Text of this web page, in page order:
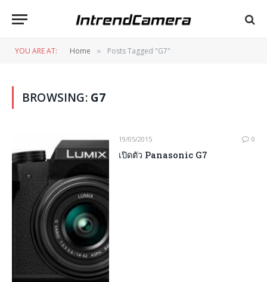
YOU ARE AT: Home » Posts Tagged "G7"
BROWSING: G7
19/05/2015 0
เปิดตัว Panasonic G7